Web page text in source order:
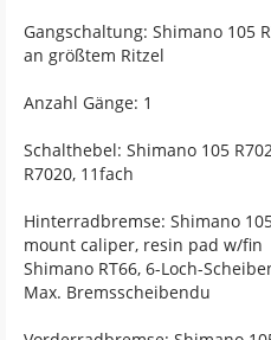
Gangschaltung: Shimano 105
an größtem Ritzel
Anzahl Gänge: 1
Schalthebel: Shimano 105
R7020, 11fach
Hinterradbremse: Shimano
mount caliper, resin pad w/fin
Shimano RT66, 6-Loch-
Max. Bremsscheibendu